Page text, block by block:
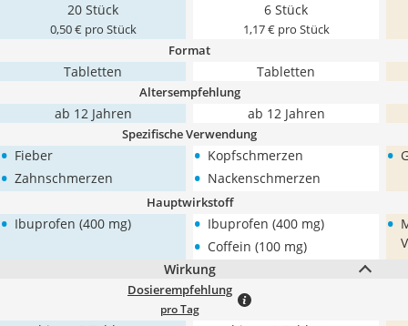
20 Stück
0,50 € pro Stück
6 Stück
1,17 € pro Stück
Format
Tabletten Tabletten
Altersempfehlung
ab 12 Jahren ab 12 Jahren
Spezifische Verwendung
• Fieber
• Zahnschmerzen
• Kopfschmerzen
• Nackenschmerzen
•
Hauptwirkstoff
• Ibuprofen (400 mg) • Ibuprofen (400 mg)
• Coffein (100 mg)
•
Wirkung
Dosierempfehlung
pro Tag